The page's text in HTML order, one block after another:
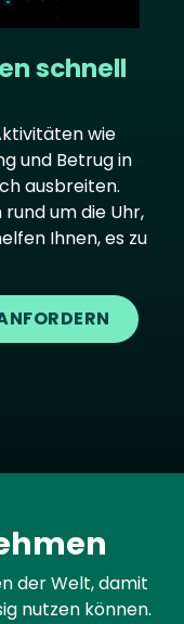
schnell
wie
und Betrug in
ausbreiten.
um die Uhr,
Ihnen, es zu
der Welt, damit
nutzen können.